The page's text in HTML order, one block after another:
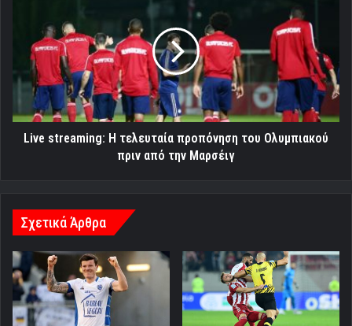
τελευταία
προπόνηση
του
Ολυμπιακού
από
τηνLive streaming: Η τελευταία προπόνηση του Ολυμπιακού
πριν από την Μαρσέιγ
Σχετικά Άρθρα